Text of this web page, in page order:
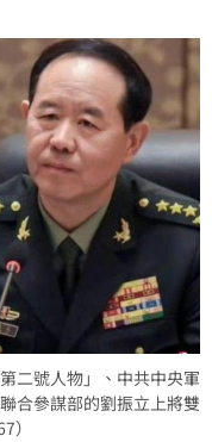
二號人物」、中共中央軍
合參謀部的劉振立上將雙
）